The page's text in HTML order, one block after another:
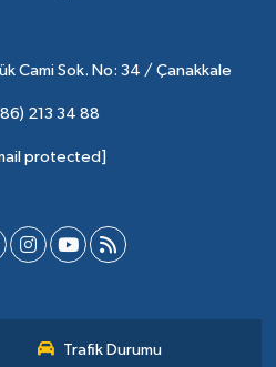
Cami Sok. No: 34 / Çanakkale
213 34 88
protected]
Trafik Durumu